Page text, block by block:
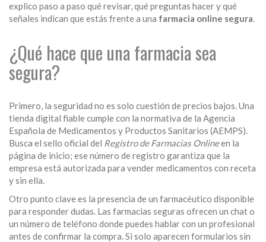
explico paso a paso qué revisar, qué preguntas hacer y qué
señales indican que estás frente a una farmacia online segura.
¿Qué hace que una farmacia sea
segura?
Primero, la seguridad no es solo cuestión de precios bajos. Una
tienda digital fiable cumple con la normativa de la Agencia
Española de Medicamentos y Productos Sanitarios (AEMPS).
Busca el sello oficial del Registro de Farmacias Onlineen la
página de inicio; ese número de registro garantiza que la
empresa está autorizada para vender medicamentos con receta
y sin ella.
Otro punto clave es la presencia de un farmacéutico disponible
para responder dudas. Las farmacias seguras ofrecen un chat o
un número de teléfono donde puedes hablar con un profesional
antes de confirmar la compra. Si solo aparecen formularios sin